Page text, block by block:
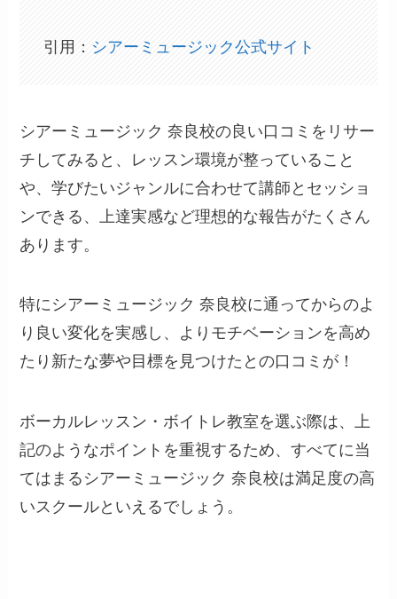
引用： シアーミュージック公式サイト
シアーミュージック 奈良校の良い口コミをリサー
チしてみると、レッスン環境が整っていること
や、学びたいジャンルに合わせて講師とセッショ
ンできる、上達実感など理想的な報告がたくさん
あります。
特にシアーミュージック 奈良校に通ってからのよ
り良い変化を実感し、よりモチベーションを高め
たり新たな夢や目標を見つけたとの口コミが！
ボーカルレッスン・ボイトレ教室を選ぶ際は、上
記のようなポイントを重視するため、すべてに当
てはまるシアーミュージック 奈良校は満足度の高
いスクールといえるでしょう。